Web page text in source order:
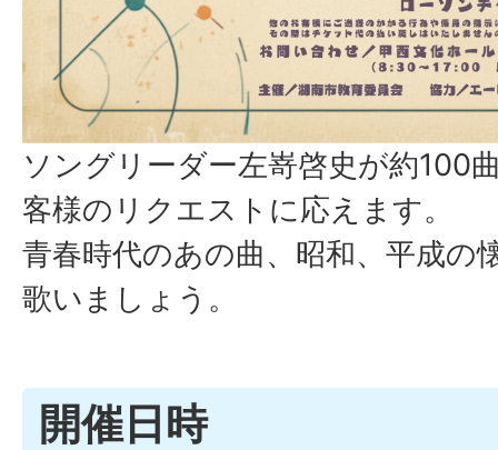
ソングリーダー左嵜啓史が約100
客様のリクエストに応えます。
青春時代のあの曲、昭和、平成の
歌いましょう。
開催日時